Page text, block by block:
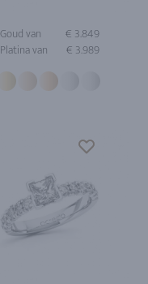
Goud van
€ 3.849
Platina van
€ 3.989